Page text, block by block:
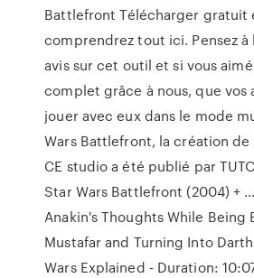
Battlefront Télécharger gratuit
comprendrez tout ici. Pensez à
avis sur cet outil et si vous
complet grâce à nous, que vos
jouer avec eux dans le mode
Wars Battlefront, la création
CE studio a été publié par
Star Wars Battlefront (2004) + …
Anakin's Thoughts While Being
Mustafar and Turning Into
Wars Explained - Duration: